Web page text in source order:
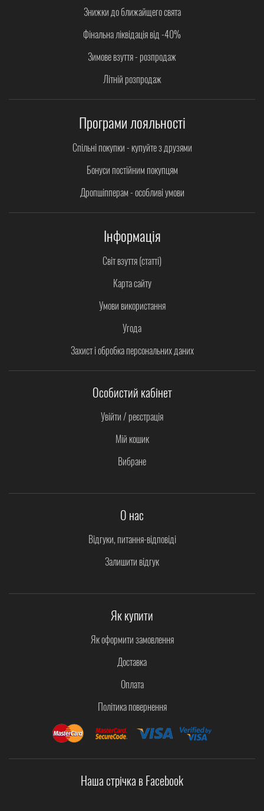
Знижки до ближайщего свята
Фінальна ліквідація від -40%
Зимове взуття - розпродаж
Літній розпродаж
Програми лояльності
Спільні покупки - купуйте з друзями
Бонуси постійним покупцям
Дропшіпперам - особливі умови
Інформація
Світ взуття (статті)
Карта сайту
Умови використання
Угода
Захист і обробка персональних даних
Особистий кабінет
Увійти / реєстрація
Мій кошик
Вибране
О нас
Відгуки, питання-відповіді
Залишити відгук
Як купити
Як оформити замовлення
Доставка
Оплата
Політика повернення
Наша стрічка в Facebook